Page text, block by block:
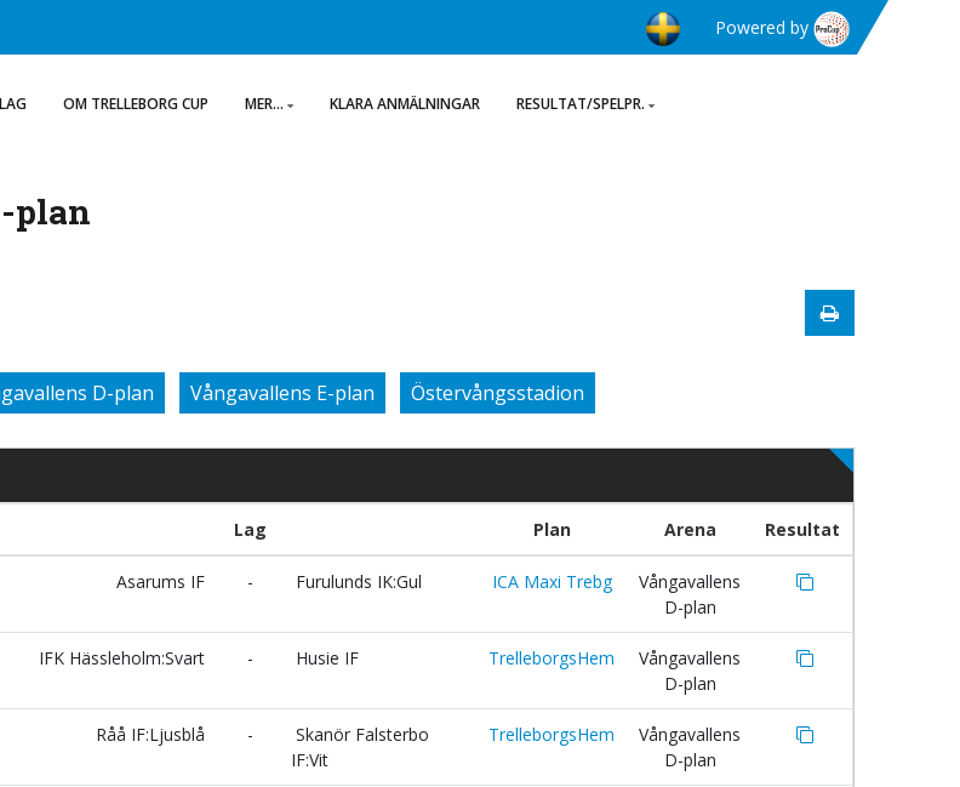
Powered by
OM TRELLEBORG CUP MER... KLARA ANMÄLNINGAR RESULTAT/SPELPR.
plan
D-plan Vångavallens E-plan Östervångsstadion
Lag Plan Arena Resultat
Asarums IF - Furulunds IK:Gul ICA Maxi Trebg
Vångavallens
D-plan
IFK Hässleholm:Svart - Husie IF TrelleborgsHem
Vångavallens
D-plan
Råå IF:Ljusblå -
Skanör Falsterbo
IF:Vit
TrelleborgsHem
Vångavallens
D-plan